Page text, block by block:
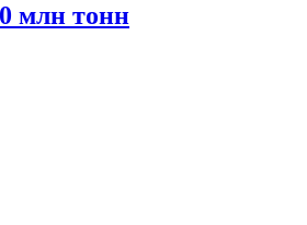
млн тонн